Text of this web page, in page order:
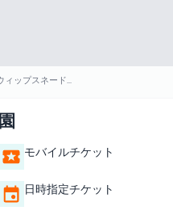
ウィップスネード動物園
モバイルチケット
日時指定チケット